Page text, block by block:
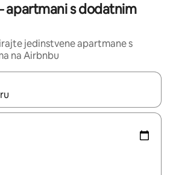
apartmani s dodatnim
jedinstvene apartmane s
na Airbnbu
rezultati, moći ćete ih pregledati